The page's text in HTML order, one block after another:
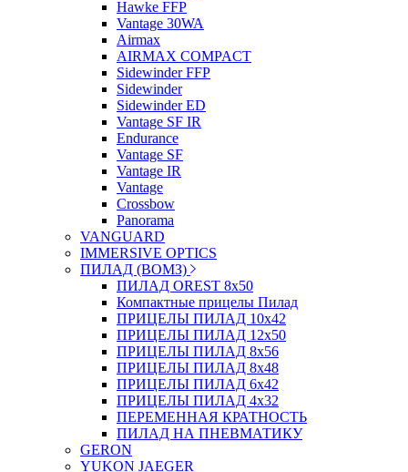
Hawke FFP
Vantage 30WA
Airmax
AIRMAX COMPACT
Sidewinder FFP
Sidewinder
Sidewinder ED
Vantage SF IR
Endurance
Vantage SF
Vantage IR
Vantage
Crossbow
Panorama
VANGUARD
IMMERSIVE OPTICS
ПИЛАД (ВОМЗ)
ПИЛАД OREST 8х50
Компактные прицелы Пилад
ПРИЦЕЛЫ ПИЛАД 10х42
ПРИЦЕЛЫ ПИЛАД 12х50
ПРИЦЕЛЫ ПИЛАД 8х56
ПРИЦЕЛЫ ПИЛАД 8х48
ПРИЦЕЛЫ ПИЛАД 6х42
ПРИЦЕЛЫ ПИЛАД 4х32
ПЕРЕМЕННАЯ КРАТНОСТЬ
ПИЛАД НА ПНЕВМАТИКУ
GERON
YUKON JAEGER